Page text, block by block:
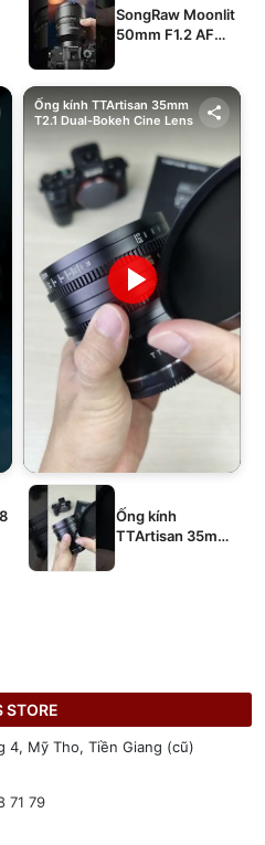
SongRaw Moonlit
50mm F1.2 AF
Ống kính TTArtisan 35mm
T2.1 Dual-Bokeh Cine Lens
Ống kính
TTArtisan 35mm
STORE
4, Mỹ Tho, Tiền Giang (cũ)
71 79